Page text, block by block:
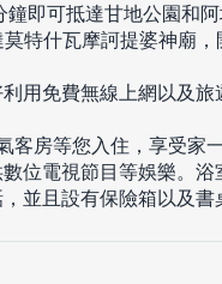
即可抵達甘地公園和
特什瓦摩訶提婆神廟
用免費無線上網以及
客房等您入住，享受家
位電視節目等娛樂。
並且設有保險箱以及書